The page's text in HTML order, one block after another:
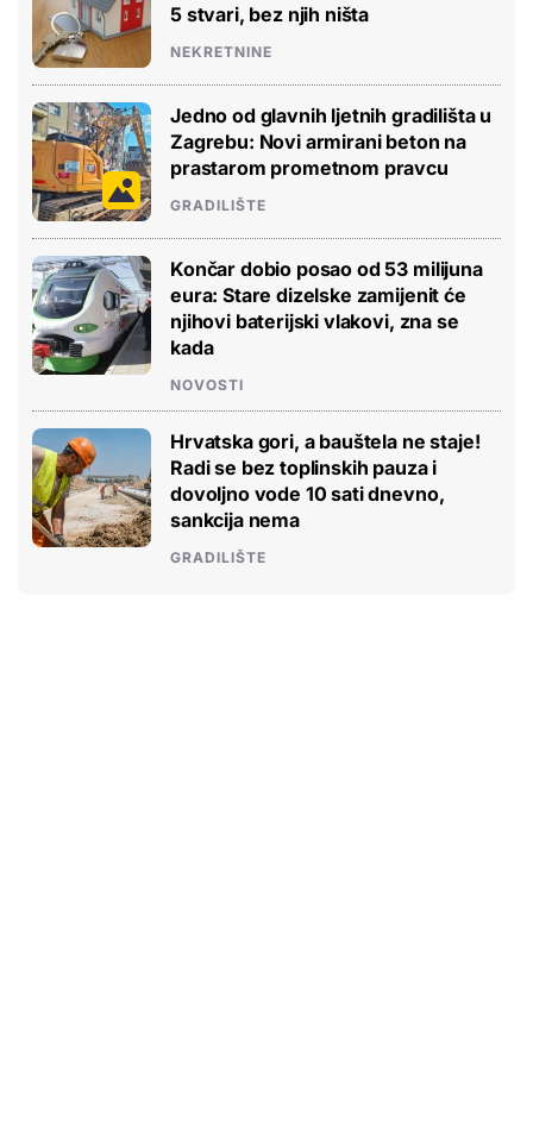
5 stvari, bez njih ništa
NEKRETNINE
Jedno od glavnih ljetnih gradilišta u
Zagrebu: Novi armirani beton na
prastarom prometnom pravcu
GRADILIŠTE
Končar dobio posao od 53 milijuna
eura: Stare dizelske zamijenit će
njihovi baterijski vlakovi, zna se
kada
NOVOSTI
Hrvatska gori, a bauštela ne staje!
Radi se bez toplinskih pauza i
dovoljno vode 10 sati dnevno,
sankcija nema
GRADILIŠTE